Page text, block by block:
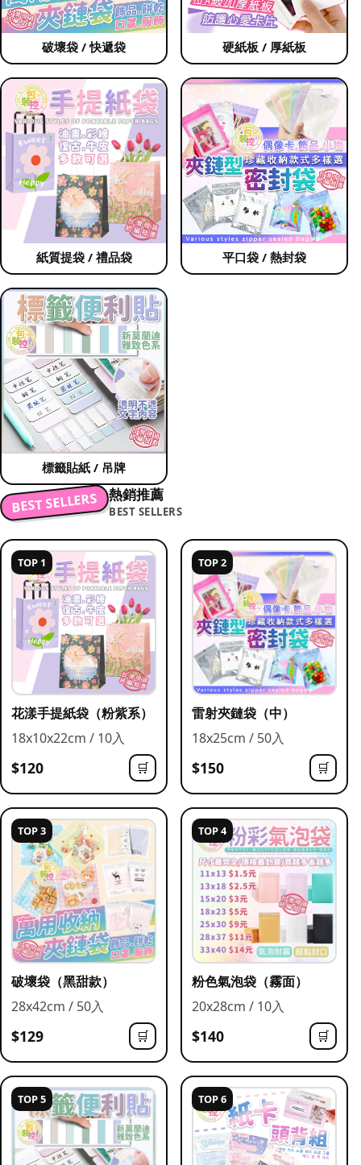
破壞袋 / 快遞袋 硬紙板 / 厚紙板
紙質提袋 / 禮品袋 平口袋 / 熱封袋
標籤貼紙 / 吊牌
BEST SELLERS 熱銷推薦
BEST SELLERS
TOP 1
花漾手提紙袋（粉紫系）
18x10x22cm / 10入
$120 🛒
TOP 2
雷射夾鏈袋（中）
18x25cm / 50入
$150 🛒
TOP 3
破壞袋（黑甜款）
28x42cm / 50入
$129 🛒
TOP 4
粉色氣泡袋（霧面）
20x28cm / 10入
$140 🛒
TOP 5 TOP 6